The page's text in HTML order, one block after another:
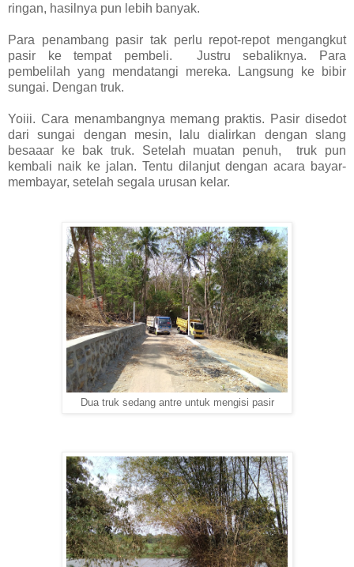
ringan, hasilnya pun lebih banyak.
Para penambang pasir tak perlu repot-repot mengangkut
pasir ke tempat pembeli. Justru sebaliknya. Para
pembelilah yang mendatangi mereka. Langsung ke bibir
sungai. Dengan truk.
Yoiii. Cara menambangnya memang praktis. Pasir disedot
dari sungai dengan mesin, lalu dialirkan dengan slang
besaaar ke bak truk. Setelah muatan penuh, truk pun
kembali naik ke jalan. Tentu dilanjut dengan acara bayar-
membayar, setelah segala urusan kelar.
Dua truk sedang antre untuk mengisi pasir